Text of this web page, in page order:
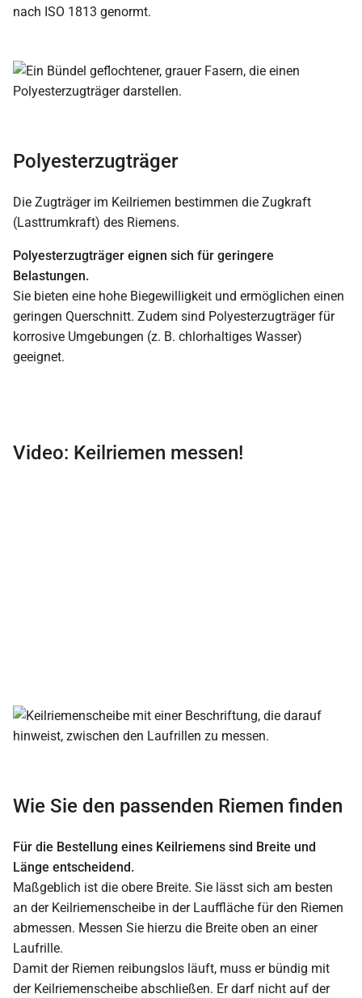
nach ISO 1813 genormt.
Polyesterzugträger
Die Zugträger im Keilriemen bestimmen die Zugkraft
(Lasttrumkraft) des Riemens.
Polyesterzugträger eignen sich für geringere
Belastungen.
Sie bieten eine hohe Biegewilligkeit und ermöglichen einen
geringen Querschnitt. Zudem sind Polyesterzugträger für
korrosive Umgebungen (z. B. chlorhaltiges Wasser)
geeignet.
Video: Keilriemen messen!
Wie Sie den passenden Riemen finden
Für die Bestellung eines Keilriemens sind Breite und
Länge entscheidend.
Maßgeblich ist die obere Breite. Sie lässt sich am besten
an der Keilriemenscheibe in der Lauffläche für den Riemen
abmessen. Messen Sie hierzu die Breite oben an einer
Laufrille.
Damit der Riemen reibungslos läuft, muss er bündig mit
der Keilriemenscheibe abschließen. Er darf nicht auf der